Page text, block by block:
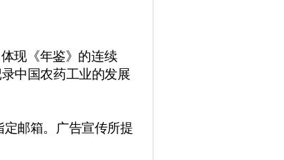
现《年鉴》的连续
中国农药工业的发展
邮箱。广告宣传所提